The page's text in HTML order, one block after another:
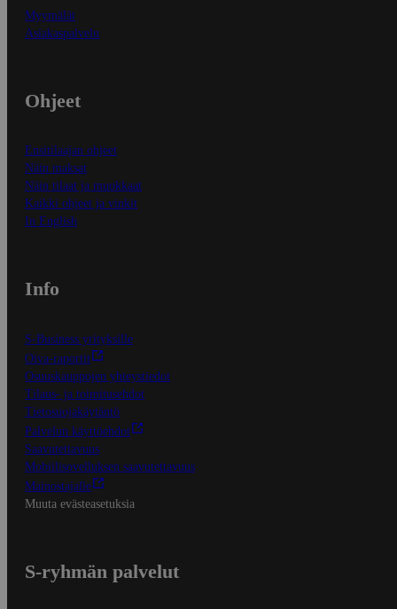
Myymälät
Asiakaspalvelu
Ohjeet
Ensitilaajan ohjeet
Näin maksat
Näin tilaat ja muokkaat
Kaikki ohjeet ja vinkit
In English
Info
S-Business yrityksille
Oiva-raportit
Osuuskauppojen yhteystiedot
Tilaus- ja toimitusehdot
Tietosuojakäytäntö
Palvelun käyttöehdot
Saavutettavuus
Mobiilisovelluksen saavutettavuus
Mainostajalle
Muuta evästeasetuksia
S-ryhmän palvelut